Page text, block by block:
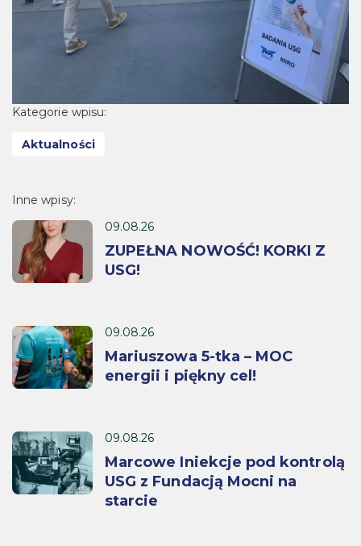
Kategorie wpisu:
Aktualności
Inne wpisy:
09.08.26
ZUPEŁNA NOWOŚĆ! KORKI Z
USG!
09.08.26
Mariuszowa 5-tka – MOC
energii i piękny cel!
09.08.26
Marcowe Iniekcje pod kontrolą
USG z Fundacją Mocni na
starcie